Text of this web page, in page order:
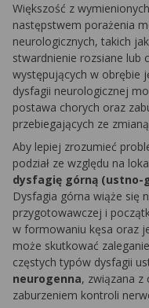
Większość z
następstwem porażenia
neurologicznych, takich
stwardnienie rozsiane
występujących w obrębie
dysfagii neurologicznej
postawa chorych oraz
przebiegających ze
Aby lepiej zrozumieć
podział ze względu na
dysfagię górną (ustno-
Dysfagia górna wiąże się
przygotowawczej i
w formowaniu kęsa oraz
może skutkować
częstych typów dysfagii
neurogenna, związana z
zaburzeniem kontroli